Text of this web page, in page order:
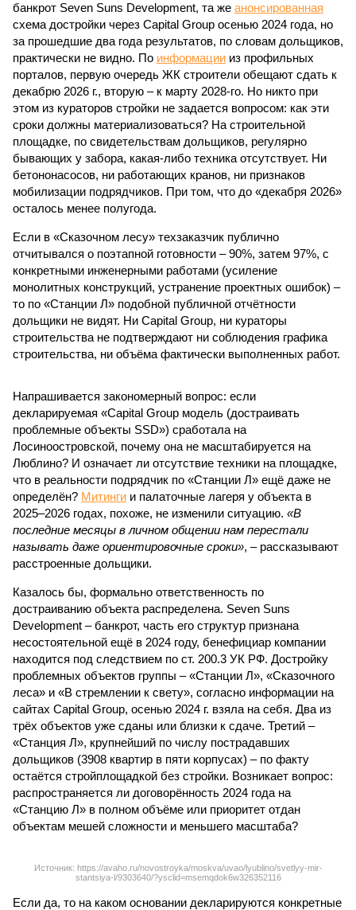
банкрот Seven Suns Development, та же анонсированная
схема достройки через Capital Group осенью 2024 года, но
за прошедшие два года результатов, по словам дольщиков,
практически не видно. По информации из профильных
порталов, первую очередь ЖК строители обещают сдать к
декабрю 2026 г., вторую – к марту 2028-го. Но никто при
этом из кураторов стройки не задается вопросом: как эти
сроки должны материализоваться? На строительной
площадке, по свидетельствам дольщиков, регулярно
бывающих у забора, какая-либо техника отсутствует. Ни
бетононасосов, ни работающих кранов, ни признаков
мобилизации подрядчиков. При том, что до «декабря 2026»
осталось менее полугода.
Если в «Сказочном лесу» техзаказчик публично
отчитывался о поэтапной готовности – 90%, затем 97%, с
конкретными инженерными работами (усиление
монолитных конструкций, устранение проектных ошибок) –
то по «Станции Л» подобной публичной отчётности
дольщики не видят. Ни Capital Group, ни кураторы
строительства не подтверждают ни соблюдения графика
строительства, ни объёма фактически выполненных работ.
Напрашивается закономерный вопрос: если
декларируемая «Capital Group модель (достраивать
проблемные объекты SSD») сработала на
Лосиноостровской, почему она не масштабируется на
Люблино? И означает ли отсутствие техники на площадке,
что в реальности подрядчик по «Станции Л» ещё даже не
определён? Митинги и палаточные лагеря у объекта в
2025–2026 годах, похоже, не изменили ситуацию. «В
последние месяцы в личном общении нам перестали
называть даже ориентировочные сроки», – рассказывают
расстроенные дольщики.
Казалось бы, формально ответственность по
достраиванию объекта распределена. Seven Suns
Development – банкрот, часть его структур признана
несостоятельной ещё в 2024 году, бенефициар компании
находится под следствием по ст. 200.3 УК РФ. Достройку
проблемных объектов группы – «Станции Л», «Сказочного
леса» и «В стремлении к свету», согласно информации на
сайтах Capital Group, осенью 2024 г. взяла на себя. Два из
трёх объектов уже сданы или близки к сдаче. Третий –
«Станция Л», крупнейший по числу пострадавших
дольщиков (3908 квартир в пяти корпусах) – по факту
остаётся стройплощадкой без стройки. Возникает вопрос:
распространяется ли договорённость 2024 года на
«Станцию Л» в полном объёме или приоритет отдан
объектам мешей сложности и меньшего масштаба?
Источник: https://avaho.ru/novostroyka/moskva/uvao/lyublino/svetlyy-mir-
stantsiya-l/9303640/?ysclid=msemqdok6w326352116
Если да, то на каком основании декларируются конкретные